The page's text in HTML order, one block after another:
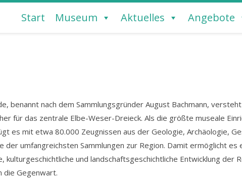
BREMERVÖRDE
Start Museum Aktuelles Angebote
benannt nach dem Sammlungsgründer August Bachmann,
für das zentrale Elbe-Weser-Dreieck. Als die größte museale
es mit etwa 80.000 Zeugnissen aus der Geologie, Archäologie,
der umfangreichsten Sammlungen zur Region. Damit ermöglicht es
kulturgeschichtliche und landschaftsgeschichtliche Entwicklung der
die Gegenwart.